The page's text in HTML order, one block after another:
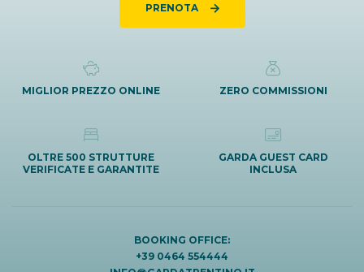
PRENOTA
MIGLIOR PREZZO ONLINE ZERO COMMISSIONI
OLTRE 500 STRUTTURE
VERIFICATE E GARANTITE
GARDA GUEST CARD
INCLUSA
BOOKING OFFICE:
+39 0464 554444